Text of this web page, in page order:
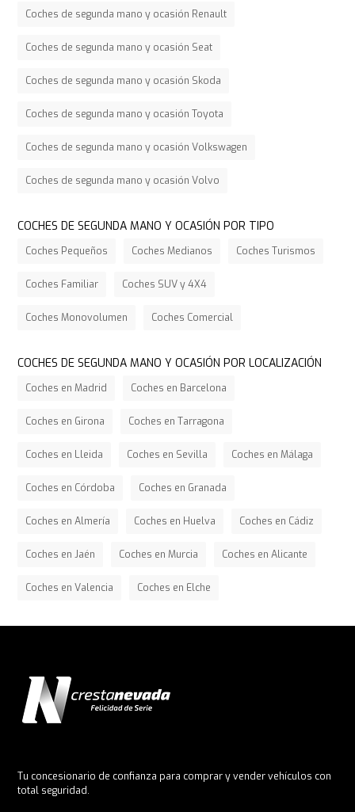
Coches de segunda mano y ocasión Renault
Coches de segunda mano y ocasión Seat
Coches de segunda mano y ocasión Skoda
Coches de segunda mano y ocasión Toyota
Coches de segunda mano y ocasión Volkswagen
Coches de segunda mano y ocasión Volvo
COCHES DE SEGUNDA MANO Y OCASIÓN POR TIPO
Coches Pequeños Coches Medianos Coches Turismos
Coches Familiar Coches SUV y 4X4
Coches Monovolumen Coches Comercial
COCHES DE SEGUNDA MANO Y OCASIÓN POR LOCALIZACIÓN
Coches en Madrid Coches en Barcelona
Coches en Girona Coches en Tarragona
Coches en Lleida Coches en Sevilla Coches en Málaga
Coches en Córdoba Coches en Granada
Coches en Almería Coches en Huelva Coches en Cádiz
Coches en Jaén Coches en Murcia Coches en Alicante
Coches en Valencia Coches en Elche
Tu concesionario de confianza para comprar y vender vehículos con
total seguridad.